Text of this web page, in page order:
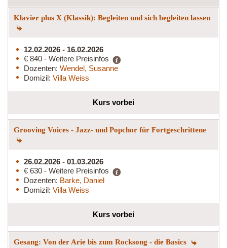
Klavier plus X (Klassik): Begleiten und sich begleiten lassen
12.02.2026 - 16.02.2026
€ 840 - Weitere Preisinfos
Dozenten: Wendel, Susanne
Domizil: Villa Weiss
Kurs vorbei
Grooving Voices - Jazz- und Popchor für Fortgeschrittene
26.02.2026 - 01.03.2026
€ 630 - Weitere Preisinfos
Dozenten: Barke, Daniel
Domizil: Villa Weiss
Kurs vorbei
Gesang: Von der Arie bis zum Rocksong - die Basics